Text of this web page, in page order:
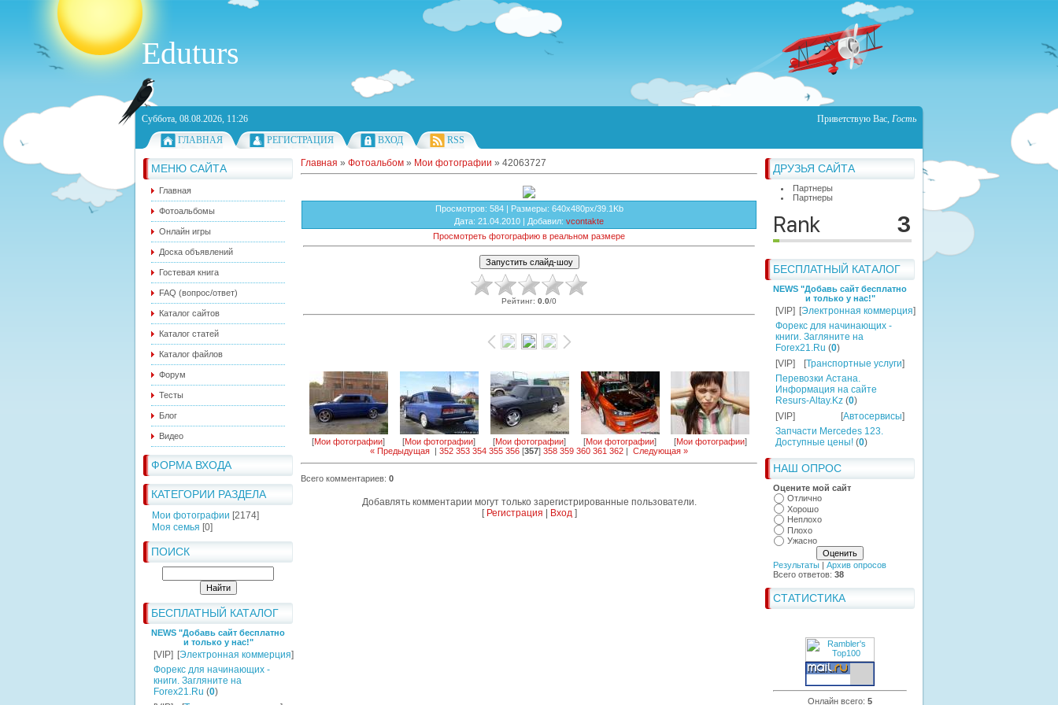
Eduturs
Суббота, 08.08.2026, 11:26 Приветствую Вас, Гость
ГЛАВНАЯ
РЕГИСТРАЦИЯ ВХОД RSS
МЕНЮ САЙТА
Главная
Фотоальбомы
Онлайн игры
Доска объявлений
Гостевая книга
FAQ (вопрос/ответ)
Каталог сайтов
Каталог статей
Каталог файлов
Форум
Тесты
Блог
Видео
ФОРМА ВХОДА
КАТЕГОРИИ РАЗДЕЛА
Мои фотографии [2174]
Моя семья [0]
ПОИСК
БЕСПЛАТНЫЙ КАТАЛОГ
NEWS "Добавь сайт бесплатно
и только у нас!"
[VIP] [Электронная коммерция]
Форекс для начинающих -
книги. Загляните на
Forex21.Ru (0)
ДРУЗЬЯ САЙТА
Партнеры
Партнеры
БЕСПЛАТНЫЙ КАТАЛОГ
NEWS "Добавь сайт бесплатно
и только у нас!"
[VIP] [Электронная коммерция]
Форекс для начинающих -
книги. Загляните на
Forex21.Ru (0)
[VIP]
[Транспортные услуги]
Перевозки Астана.
Информация на сайте
Resurs-Altay.Kz (0)
[VIP]
[Автосервисы]
Запчасти Mercedes 123.
Доступные цены! (0)
НАШ ОПРОС
Оцените мой сайт
Отлично
Хорошо
Неплохо
Плохо
Ужасно
Результаты | Архив опросов
Всего ответов: 38
СТАТИСТИКА
Онлайн всего: 5
Главная » Фотоальбом » Мои фотографии » 42063727
Просмотров: 584 | Размеры: 640x480px/39.1Kb
Дата: 21.04.2010 | Добавил: vcontakte
Просмотреть фотографию в реальном размере
Рейтинг: 0.0/0
[Мои фотографии] [Мои фотографии] [Мои фотографии] [Мои фотографии] [Мои фотографии]
« Предыдущая | 352 353 354 355 356 [357] 358 359 360 361 362 | Следующая »
Всего комментариев: 0
Добавлять комментарии могут только зарегистрированные пользователи.
[ Регистрация Вход]